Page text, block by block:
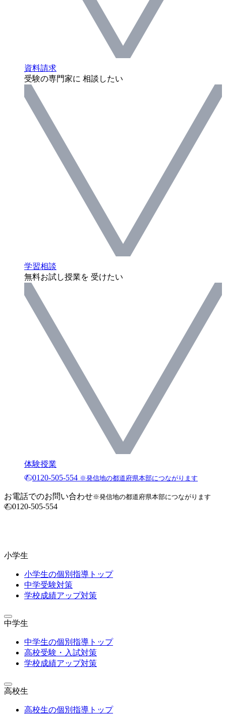
資料請求
受験の専門家に 相談したい
学習相談
無料お試し授業を 受けたい
体験授業
0120-505-554 ※発信地の都道府県本部につながります
お電話でのお問い合わせ※発信地の都道府県本部につながります
0120-505-554
小学生
小学生の個別指導トップ
中学受験対策
学校成績アップ対策
中学生
中学生の個別指導トップ
高校受験・入試対策
学校成績アップ対策
高校生
高校生の個別指導トップ